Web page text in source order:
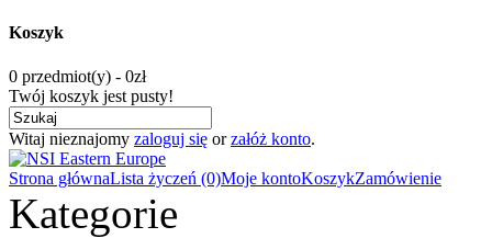
Koszyk
0 przedmiot(y) - 0zł
Twój koszyk jest pusty!
Witaj nieznajomy zaloguj się orzałóż konto.
Strona głównaLista życzeń (0)Moje kontoKoszykZamówienie
Kategorie